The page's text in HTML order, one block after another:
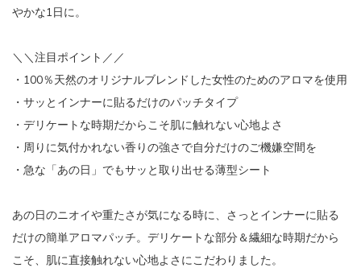
やかな1日に。
＼＼注目ポイント／／
・100％天然のオリジナルブレンドした女性のためのアロマを使用
・サッとインナーに貼るだけのパッチタイプ
・デリケートな時期だからこそ肌に触れない心地よさ
・周りに気付かれない香りの強さで自分だけのご機嫌空間を
・急な「あの日」でもサッと取り出せる薄型シート
あの日のニオイや重たさが気になる時に、さっとインナーに貼る
だけの簡単アロマパッチ。デリケートな部分＆繊細な時期だから
こそ、肌に直接触れない心地よさにこだわりました。